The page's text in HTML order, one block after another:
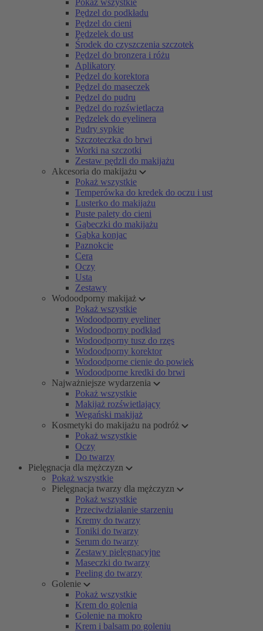
Pokaż wszystkie
Pędzel do podkładu
Pędzel do cieni
Pędzelek do ust
Środek do czyszczenia szczotek
Pędzel do bronzera i różu
Aplikatory
Pędzel do korektora
Pędzel do maseczek
Pędzel do pudru
Pędzel do rozświetlacza
Pędzelek do eyelinera
Pudry sypkie
Szczoteczka do brwi
Worki na szczotki
Zestaw pędzli do makijażu
Akcesoria do makijażu
Pokaż wszystkie
Temperówka do kredek do oczu i ust
Lusterko do makijażu
Puste palety do cieni
Gąbeczki do makijażu
Gąbka konjac
Paznokcie
Cera
Oczy
Usta
Zestawy
Wodoodporny makijaż
Pokaż wszystkie
Wodoodporny eyeliner
Wodoodporny podkład
Wodoodporny tusz do rzęs
Wodoodporny korektor
Wodoodporne cienie do powiek
Wodoodporne kredki do brwi
Najważniejsze wydarzenia
Pokaż wszystkie
Makijaż rozświetlający
Wegański makijaż
Kosmetyki do makijażu na podróż
Pokaż wszystkie
Oczy
Do twarzy
Pielęgnacja dla mężczyzn
Pokaż wszystkie
Pielęgnacja twarzy dla mężczyzn
Pokaż wszystkie
Przeciwdziałanie starzeniu
Kremy do twarzy
Toniki do twarzy
Serum do twarzy
Zestawy pielęgnacyjne
Maseczki do twarzy
Peeling do twarzy
Golenie
Pokaż wszystkie
Krem do golenia
Golenie na mokro
Krem i balsam po goleniu